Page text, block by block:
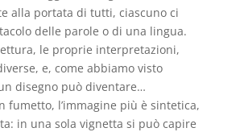
alla portata di tutti, ciascuno ci
delle parole o di una lingua.
le proprie interpretazioni,
e, come abbiamo visto
disegno può diventare…
fumetto, l’immagine più è sintetica,
in una sola vignetta si può capire